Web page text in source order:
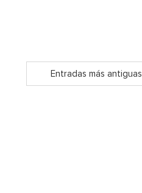
Entradas más antiguas